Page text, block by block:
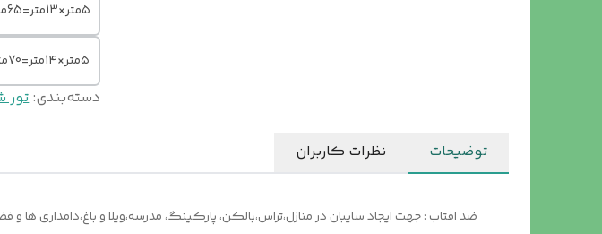
۵متر×13متر=65مترمربع
۵متر×1۴متر=70مترمربع
دسته‌بندی:تور
توضیحات نظرات کاربران
ضد افتاب : جهت ایجاد سایبان در منازل،تراس،بالکن، پارکینگ، مدرسه،ویلا و باغ،دامداری ها